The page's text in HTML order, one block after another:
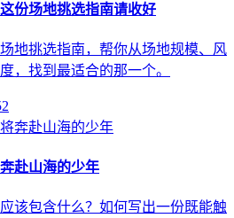
份场地挑选指南请收好
地挑选指南，帮你从场地规模、风
，找到最适合的那一个。
赴山海的少年
该包含什么？如何写出一份既能触